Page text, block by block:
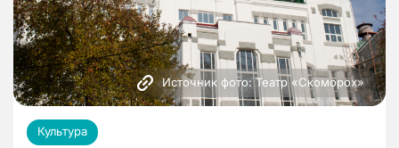
Источник фото: Театр «Скоморох»
Культура